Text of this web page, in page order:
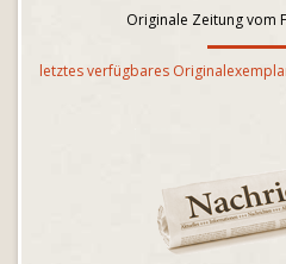
Originale Zeitung vom
letztes verfügbares